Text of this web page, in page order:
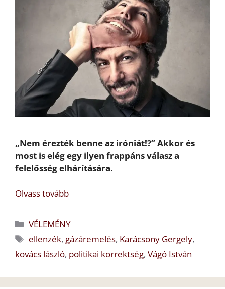
„Nem érezték benne az iróniát!?” Akkor és
most is elég egy ilyen frappáns válasz a
felelősség elhárítására.
Olvass tovább
Kategória
VÉLEMÉNY
Címkék
ellenzék, gázáremelés, Karácsony Gergely,
kovács lászló, politikai korrektség, Vágó István